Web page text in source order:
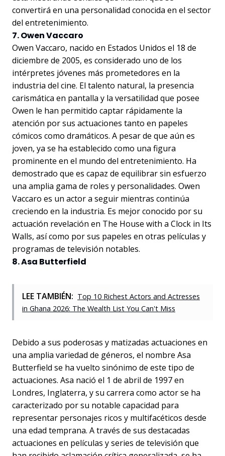
convertirá en una personalidad conocida en el sector
del entretenimiento.
7. Owen Vaccaro
Owen Vaccaro, nacido en Estados Unidos el 18 de
diciembre de 2005, es considerado uno de los
intérpretes jóvenes más prometedores en la
industria del cine. El talento natural, la presencia
carismática en pantalla y la versatilidad que posee
Owen le han permitido captar rápidamente la
atención por sus actuaciones tanto en papeles
cómicos como dramáticos. A pesar de que aún es
joven, ya se ha establecido como una figura
prominente en el mundo del entretenimiento. Ha
demostrado que es capaz de equilibrar sin esfuerzo
una amplia gama de roles y personalidades. Owen
Vaccaro es un actor a seguir mientras continúa
creciendo en la industria. Es mejor conocido por su
actuación revelación en The House with a Clock in Its
Walls, así como por sus papeles en otras películas y
programas de televisión notables.
8. Asa Butterfield
LEE TAMBIÉN: Top 10 Richest Actors and Actresses
in Ghana 2026: The Wealth List You Can't Miss
Debido a sus poderosas y matizadas actuaciones en
una amplia variedad de géneros, el nombre Asa
Butterfield se ha vuelto sinónimo de este tipo de
actuaciones. Asa nació el 1 de abril de 1997 en
Londres, Inglaterra, y su carrera como actor se ha
caracterizado por su notable capacidad para
representar personajes ricos y multifacéticos desde
una edad temprana. A través de sus destacadas
actuaciones en películas y series de televisión que